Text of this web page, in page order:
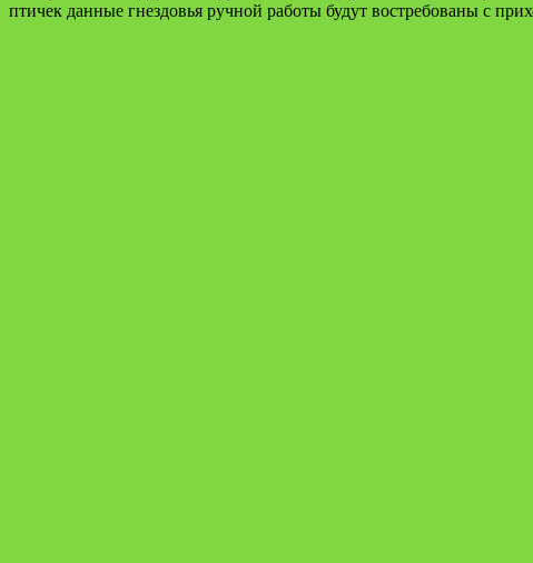
птичек данные гнездовья ручной работы будут востребованы с